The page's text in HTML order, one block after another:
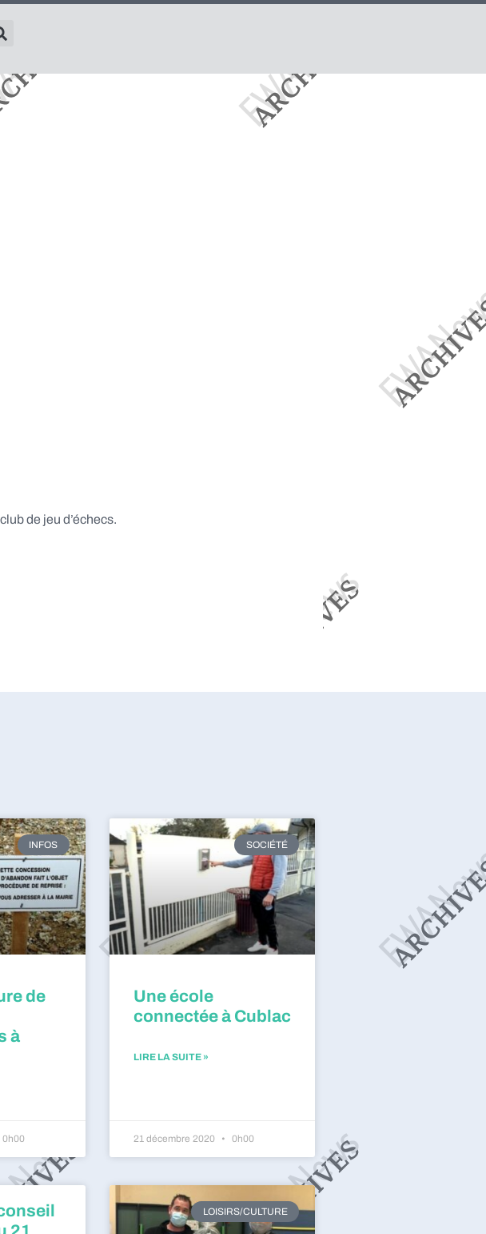
de jeu d’échecs.
INFOS
de
à
0h00
SOCIÉTÉ
Une école
connectée à Cublac
LIRE LA SUITE »
21 décembre 2020 0h00
LOISIRS/CULTURE